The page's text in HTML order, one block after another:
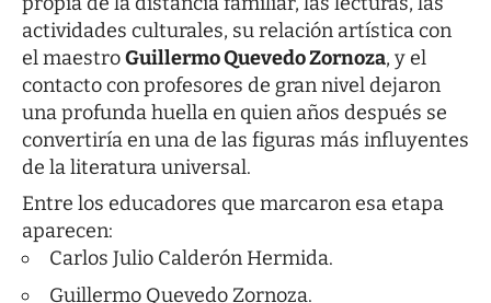
actividades culturales, su relación artística con
el maestroGuillermo Quevedo Zornoza, y el
contacto con profesores de gran nivel dejaron
una profunda huella en quien años después se
convertiría en una de las figuras más influyentes
de la literatura universal.
Entre los educadores que marcaron esa etapa
aparecen:
Carlos Julio Calderón Hermida.
Guillermo Quevedo Zornoza.